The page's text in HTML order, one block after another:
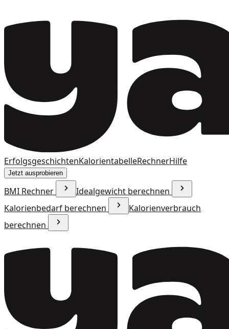
ErfolgsgeschichtenKalorientabelleRechnerHilfe
Jetzt ausprobieren
BMI Rechner
Idealgewicht berechnen
Kalorienbedarf berechnen
Kalorienverbrauch
berechnen